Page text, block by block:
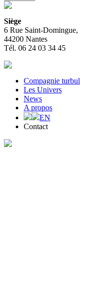
Siège
6 Rue Saint-Domingue,
44200 Nantes
Tél. 06 24 03 34 45
Compagnie turbul
Les Univers
News
A propos
EN
Contact